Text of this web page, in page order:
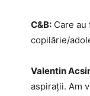
C&B: Care
copilărie/
Valentin
aspirații. Am